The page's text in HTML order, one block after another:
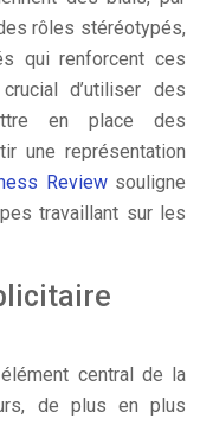
rôles stéréotypés,
qui renforcent ces
d’utiliser des
en place des
une représentation
Review souligne
travaillant sur les
central de la
de plus en plus